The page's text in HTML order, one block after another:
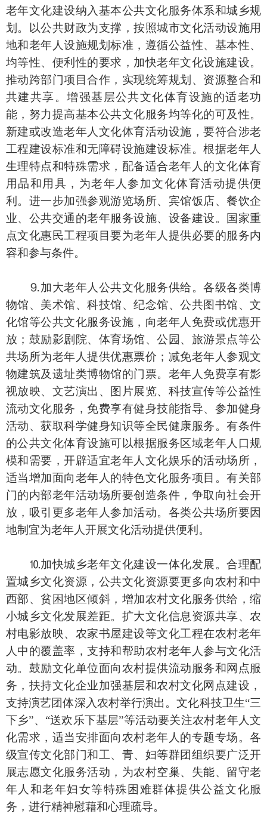
老年文化建设纳入基本公共文化服务体系和城乡规
划。以公共财政为支撑，按照城市文化活动设施用
地和老年人设施规划标准，遵循公益性、基本性、
均等性、便利性的要求，加快老年文化设施建设。
推动跨部门项目合作，实现统筹规划、资源整合和
共建共享。增强基层公共文化体育设施的适老功
能，努力提高基本公共文化服务均等化的可及性。
新建或改造老年人文化体育活动设施，要符合涉老
工程建设标准和无障碍设施建设标准。根据老年人
生理特点和特殊需求，配备适合老年人的文化体育
用品和用具，为老年人参加文化体育活动提供便
利。进一步加强参观游览场所、宾馆饭店、餐饮企
业、公共交通的老年服务设施、设备建设。国家重
点文化惠民工程项目要为老年人提供必要的服务内
容和参与条件。
⒐加大老年人公共文化服务供给。各级各类博
物馆、美术馆、科技馆、纪念馆、公共图书馆、文
化馆等公共文化服务设施，向老年人免费或优惠开
放；鼓励影剧院、体育场馆、公园、旅游景点等公
共场所为老年人提供优惠票价；减免老年人参观文
物建筑及遗址类博物馆的门票。老年人免费享有影
视放映、文艺演出、图片展览、科技宣传等公益性
流动文化服务，免费享有健身技能指导、参加健身
活动、获取科学健身知识等全民健康服务。有条件
的公共文化体育设施可以根据服务区域老年人口规
模和需要，开辟适宜老年人文化娱乐的活动场所，
适当增加面向老年人的特色文化服务项目。有关部
门的内部老年活动场所要创造条件，争取向社会开
放，吸引更多老年人参加活动。各类公共场所要因
地制宜为老年人开展文化活动提供便利。
⒑加快城乡老年文化建设一体化发展。合理配
置城乡文化资源，公共文化资源要更多向农村和中
西部、贫困地区倾斜，增加农村文化服务供给，缩
小城乡文化发展差距。扩大文化信息资源共享、农
村电影放映、农家书屋建设等文化工程在农村老年
人中的覆盖率，支持和帮助农村老年人参与文化活
动。鼓励文化单位面向农村提供流动服务和网点服
务，扶持文化企业加强基层和农村文化网点建设，
支持演艺团体深入农村举行演出。文化科技卫生“三
下乡”、“送欢乐下基层”等活动要关注农村老年人文
化需求，适当安排面向农村老年人的专题专场。各
级宣传文化部门和工、青、妇等群团组织要广泛开
展志愿文化服务活动，为农村空巢、失能、留守老
年人和老年妇女等特殊困难群体提供公益文化服
务，进行精神慰藉和心理疏导。